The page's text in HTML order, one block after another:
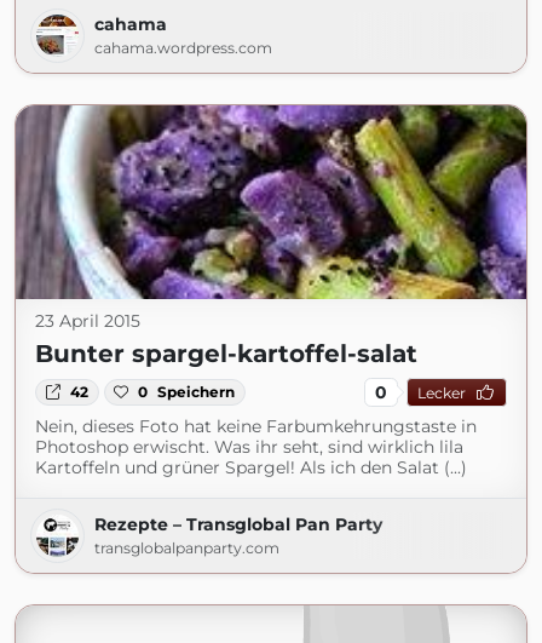
cahama
cahama.wordpress.com
23 April 2015
Bunter spargel-kartoffel-salat
42 0 Speichern 0 Lecker
Nein, dieses Foto hat keine Farbumkehrungstaste in
Photoshop erwischt. Was ihr seht, sind wirklich lila
Kartoffeln und grüner Spargel! Als ich den Salat (...)
Rezepte – Transglobal Pan Party
transglobalpanparty.com